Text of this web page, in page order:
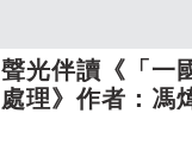
聲光伴讀《「一
處理》作者：馮